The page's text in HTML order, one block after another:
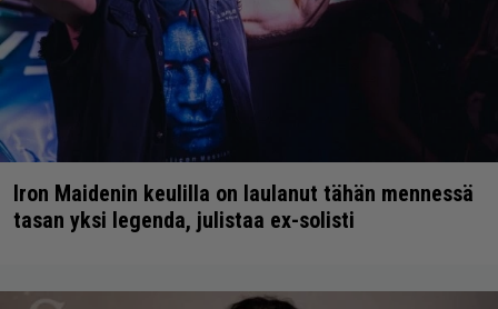
Iron Maidenin keulilla on laulanut tähän mennessä
tasan yksi legenda, julistaa ex-solisti